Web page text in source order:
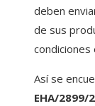
deben
de sus
condiciones
Así se
EHA/2899/